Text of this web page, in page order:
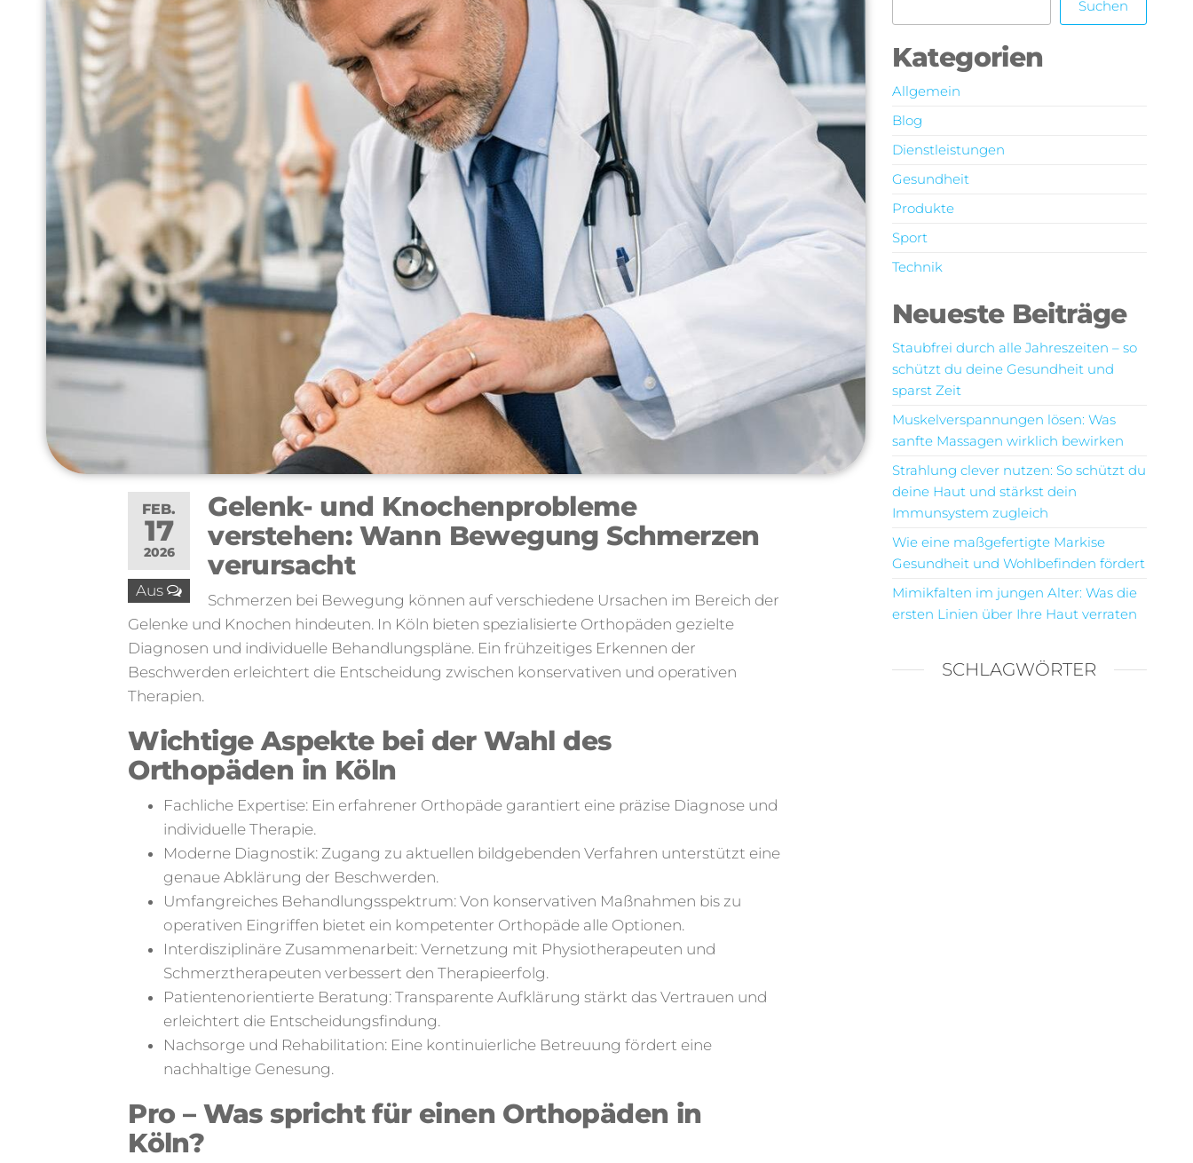
FEB.
17
2026
Aus
Gelenk- und Knochenprobleme
verstehen: Wann Bewegung Schmerzen
verursacht
Schmerzen bei Bewegung können auf verschiedene Ursachen im Bereich der
Gelenke und Knochen hindeuten. In Köln bieten spezialisierte Orthopäden gezielte
Diagnosen und individuelle Behandlungspläne. Ein frühzeitiges Erkennen der
Beschwerden erleichtert die Entscheidung zwischen konservativen und operativen
Therapien.
Wichtige Aspekte bei der Wahl des
Orthopäden in Köln
Fachliche Expertise: Ein erfahrener Orthopäde garantiert eine präzise Diagnose und
individuelle Therapie.
Moderne Diagnostik: Zugang zu aktuellen bildgebenden Verfahren unterstützt eine
genaue Abklärung der Beschwerden.
Umfangreiches Behandlungsspektrum: Von konservativen Maßnahmen bis zu
operativen Eingriffen bietet ein kompetenter Orthopäde alle Optionen.
Interdisziplinäre Zusammenarbeit: Vernetzung mit Physiotherapeuten und
Schmerztherapeuten verbessert den Therapieerfolg.
Patientenorientierte Beratung: Transparente Aufklärung stärkt das Vertrauen und
erleichtert die Entscheidungsfindung.
Nachsorge und Rehabilitation: Eine kontinuierliche Betreuung fördert eine
nachhaltige Genesung.
Pro – Was spricht für einen Orthopäden in
Köln?
Suchen
Kategorien
Allgemein
Blog
Dienstleistungen
Gesundheit
Produkte
Sport
Technik
Neueste Beiträge
Staubfrei durch alle Jahreszeiten – so
schützt du deine Gesundheit und
sparst Zeit
Muskelverspannungen lösen: Was
sanfte Massagen wirklich bewirken
Strahlung clever nutzen: So schützt du
deine Haut und stärkst dein
Immunsystem zugleich
Wie eine maßgefertigte Markise
Gesundheit und Wohlbefinden fördert
Mimikfalten im jungen Alter: Was die
ersten Linien über Ihre Haut verraten
SCHLAGWÖRTER